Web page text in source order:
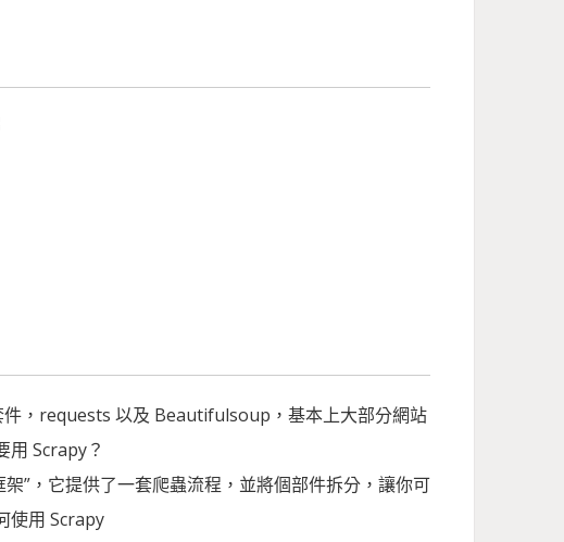
，requests 以及 Beautifulsoup，基本上大部分網站
用 Scrapy？
”，它提供了一套爬蟲流程，並將個部件拆分，讓你可
使用 Scrapy